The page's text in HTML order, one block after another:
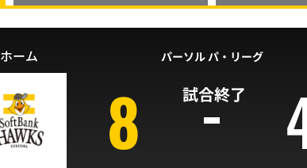
パーソル パ・リーグ
試合終了
ホーム
8